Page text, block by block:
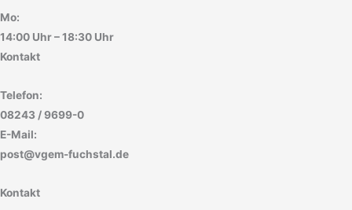
Mo:
14:00 Uhr – 18:30 Uhr
Kontakt
Telefon:
08243 / 9699-0
E-Mail:
post@vgem-fuchstal.de
Kontakt